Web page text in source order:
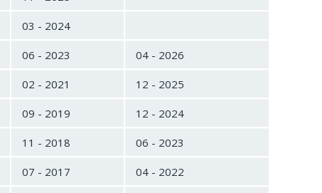
03 - 2024
06 - 2023 04 - 2026
02 - 2021 12 - 2025
09 - 2019 12 - 2024
11 - 2018 06 - 2023
07 - 2017 04 - 2022